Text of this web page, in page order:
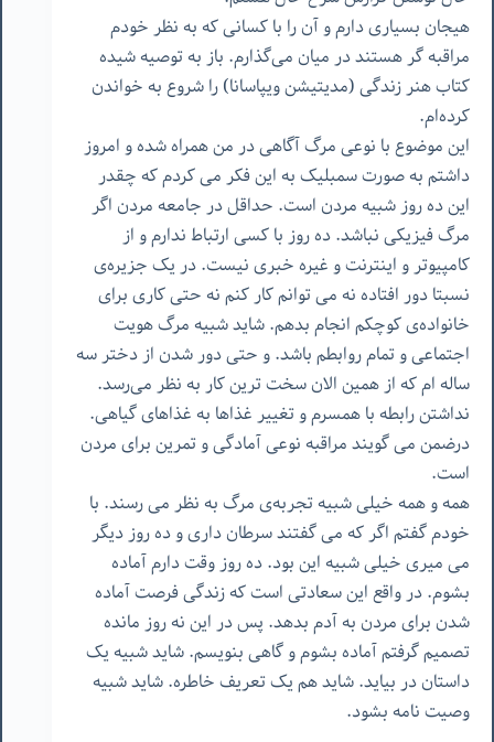
هیجان بسیاری دارم و آن را با کسانی که به نظر خودم
مراقبه گر هستند در میان می‌گذارم. باز به توصیه شیده
کتاب هنر زندگی (مدیتیشن ویپاسانا)‌ را شروع به خواندن
کرده‌ام.
این موضوع با نوعی مرگ آگاهی در من همراه شده و امروز
داشتم به صورت سمبلیک به این فکر می کردم که چقدر
این ده روز شبیه مردن است. حداقل در جامعه مردن اگر
مرگ فیزیکی نباشد. ده روز با کسی ارتباط ندارم و از
کامپیوتر و اینترنت و غیره خبری نیست. در یک جزیره‌ی
نسبتا دور افتاده نه می توانم کار کنم نه حتی کاری برای
خانواده‌ی کوچکم انجام بدهم. شاید شبیه مرگ هویت
اجتماعی و تمام روابطم باشد. و حتی دور شدن از دختر سه
ساله ام که از همین الان سخت ترین کار به نظر می‌رسد.
نداشتن رابطه با همسرم و تغییر غذاها به غذاهای گیاهی.
درضمن می گویند مراقبه نوعی آمادگی و تمرین برای مردن
است.
همه و همه خیلی شبیه تجربه‌‌ی مرگ به نظر می رسند. با
خودم گفتم اگر که می گفتند سرطان داری و ده روز دیگر
می میری خیلی شبیه این بود. ده روز وقت دارم آماده
بشوم. در واقع این سعادتی است که زندگی فرصت آماده
شدن برای مردن به آدم بدهد. پس در این نه روز مانده
تصمیم گرفتم آماده بشوم و گاهی بنویسم. شاید شبیه یک
داستان در بیاید. شاید هم یک تعریف خاطره. شاید شبیه
وصیت نامه بشود.